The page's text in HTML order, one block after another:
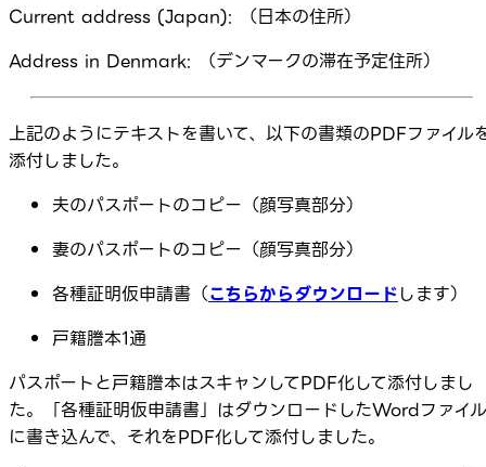
Current address (Japan): （日本の住所）
Address in Denmark: （デンマークの滞在予定住所）
上記のようにテキストを書いて、以下の書類のPDFファイル
添付しました。
夫のパスポートのコピー（顔写真部分）
妻のパスポートのコピー（顔写真部分）
各種証明仮申請書（こちらからダウンロードします）
戸籍謄本1通
パスポートと戸籍謄本はスキャンしてPDF化して添付しまし
た。「各種証明仮申請書」はダウンロードしたWordファイル
に書き込んで、それをPDF化して添付しました。